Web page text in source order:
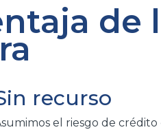
de
recurso
el riesgo de